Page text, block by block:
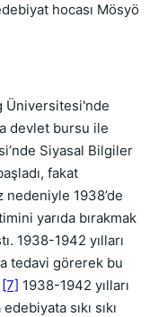
hocası Mösyö
Üniversitesi'nde
devlet bursu ile
Siyasal Bilgiler
fakat
nedeniyle 1938’de
yarıda bırakmak
1938-1942 yılları
tedavi görerek bu
[7] 1938-1942 yılları
sıkı sıkı